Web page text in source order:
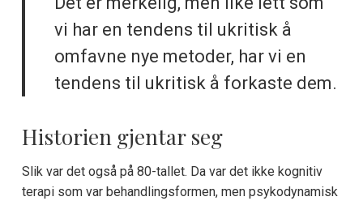
vi har en tendens til ukritisk å
omfavne nye metoder, har vi en
tendens til ukritisk å forkaste dem.
Historien gjentar seg
Slik var det også på 80-tallet. Da var det ikke kognitiv
terapi som var behandlingsformen, men psykodynamisk